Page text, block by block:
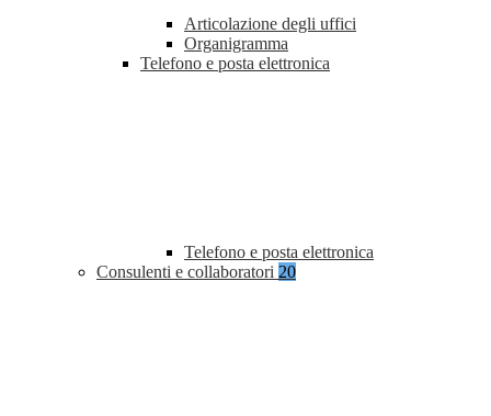
Articolazione degli uffici
Organigramma
Telefono e posta elettronica
Telefono e posta elettronica
Consulenti e collaboratori 20